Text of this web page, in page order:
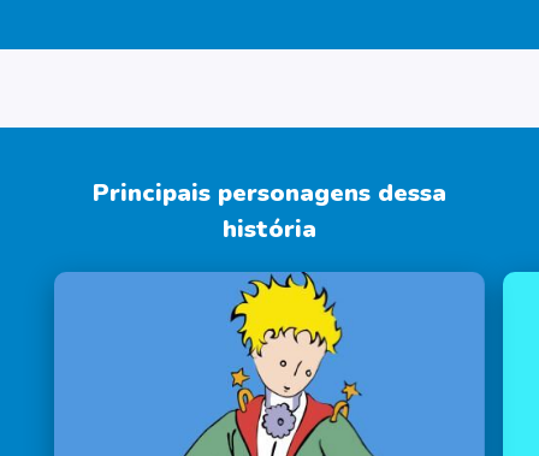
Principais personagens dessa
história